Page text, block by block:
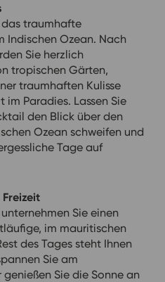
das traumhafte
Indischen Ozean. Nach
Sie herzlich
tropischen Gärten,
traumhaften Kulisse
Paradies. Lassen Sie
den Blick über den
Ozean schweifen und
Tage auf
Sie einen
im mauritischen
des Tages steht Ihnen
Sie am
Sie die Sonne an